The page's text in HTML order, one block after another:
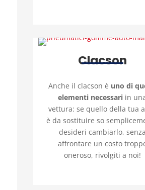
Clacson
Anche il clacson è uno di
elementi necessari in
vettura: se quello della tua
è da sostituire so
desideri cambiarlo, senza
affrontare un costo
oneroso, rivolgiti a noi!